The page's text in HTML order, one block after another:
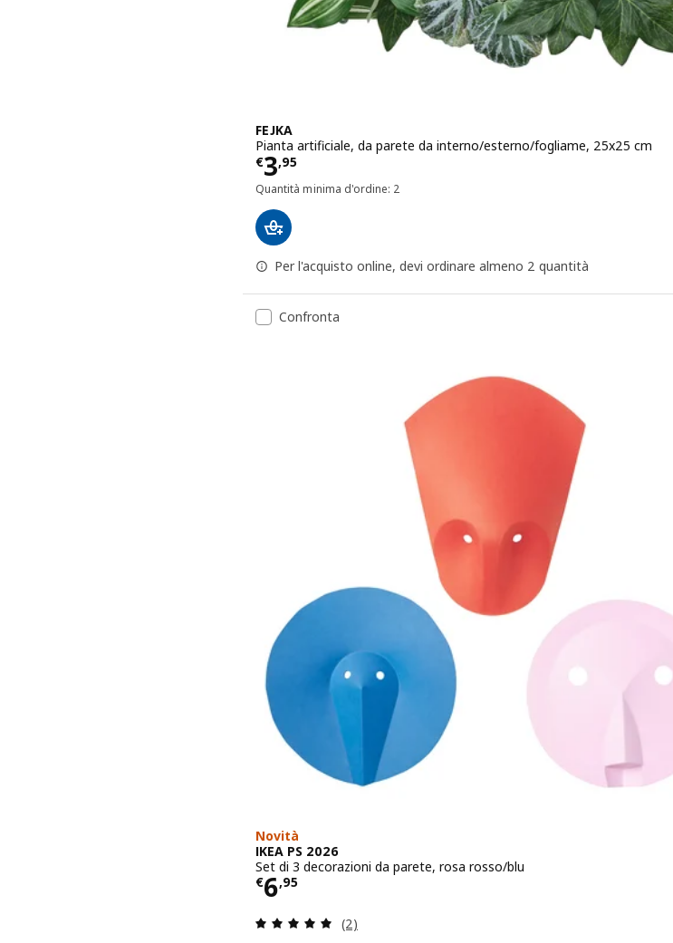
FEJKA
Pianta artificiale, da parete da interno/esterno/fogliame, 25x25 cm
€3,95
Prezzo € 3,95
Quantità minima d'ordine: 2
Per l'acquisto online, devi ordinare almeno 2 quantità
Confronta
Novità
IKEA PS 2026
Set di 3 decorazioni da parete, rosa rosso/blu
€6,95
Prezzo € 6,95
Recensione: 5 fuori da 5 stelle. Totale recensioni:
(2)